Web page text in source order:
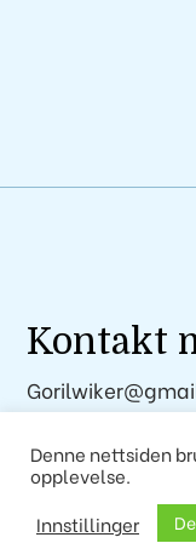
Kontakt
Denne nettsiden
opplevelse.
Innstillinger